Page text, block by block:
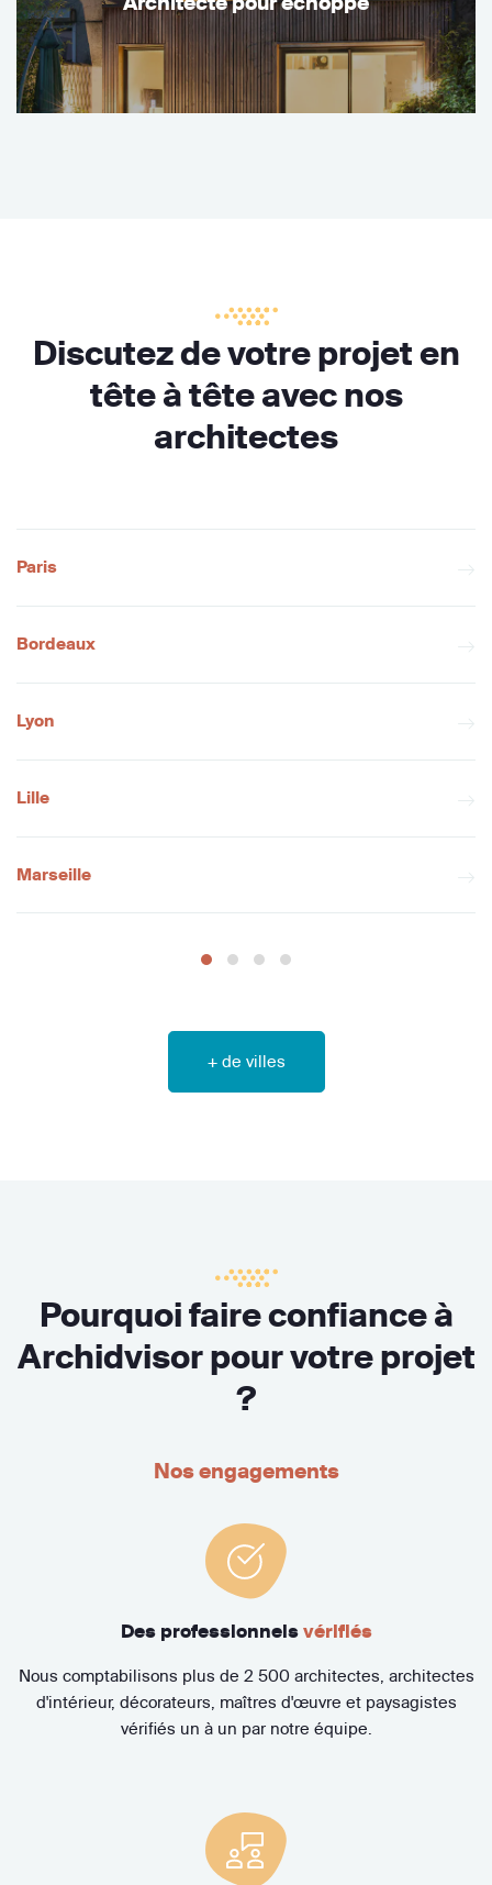
Discutez de votre projet en
tête à tête avec nos
architectes
Paris
Bordeaux
Lyon
Lille
Marseille
+ de villes
Pourquoi faire confiance à
Archidvisor pour votre projet
?
Nos engagements
Des professionnels vérifiés
Nous comptabilisons plus de 2 500 architectes, architectes
d'intérieur, décorateurs, maîtres d'œuvre et paysagistes
vérifiés un à un par notre équipe.